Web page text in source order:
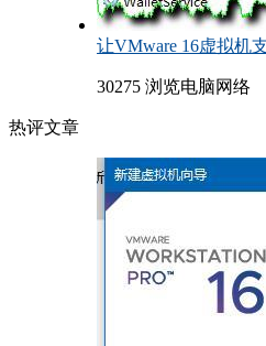
让VMware 16虚拟机
30275 浏览电脑网络
热评文章